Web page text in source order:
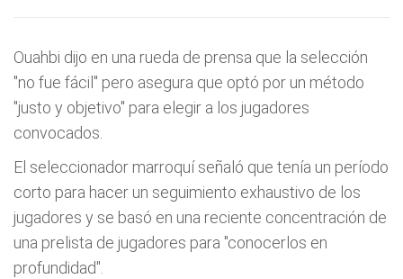
Ouahbi dijo en una rueda de prensa que la selección
"no fue fácil" pero asegura que optó por un método
"justo y objetivo" para elegir a los jugadores
convocados.
El seleccionador marroquí señaló que tenía un período
corto para hacer un seguimiento exhaustivo de los
jugadores y se basó en una reciente concentración de
una prelista de jugadores para "conocerlos en
profundidad".